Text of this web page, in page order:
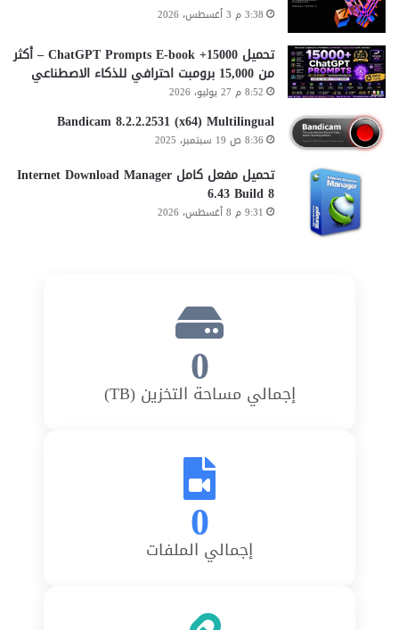
3:38 م 3 أغسطس، 2026
تحميل 15000+ ChatGPT Prompts E-book – أكثر
من 15,000 برومبت احترافي للذكاء الاصطناعي
8:52 م 27 يوليو، 2026
Bandicam 8.2.2.2531 (x64) Multilingual
8:36 ص 19 سبتمبر، 2025
تحميل مفعل كامل Internet Download Manager
6.43 Build 8
9:31 م 8 أغسطس، 2026
0
إجمالي مساحة التخزين (TB)
0
إجمالي الملفات